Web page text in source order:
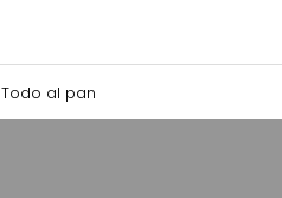
Todo al pan